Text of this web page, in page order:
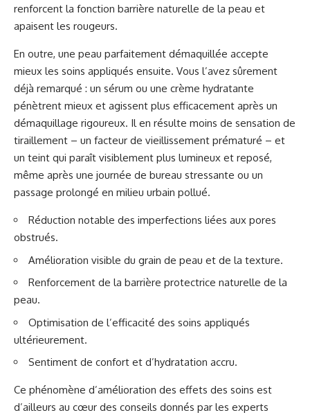
renforcent la fonction barrière naturelle de la peau et
apaisent les rougeurs.
En outre, une peau parfaitement démaquillée accepte
mieux les soins appliqués ensuite. Vous l’avez sûrement
déjà remarqué : un sérum ou une crème hydratante
pénètrent mieux et agissent plus efficacement après un
démaquillage rigoureux. Il en résulte moins de sensation de
tiraillement – un facteur de vieillissement prématuré – et
un teint qui paraît visiblement plus lumineux et reposé,
même après une journée de bureau stressante ou un
passage prolongé en milieu urbain pollué.
Réduction notable des imperfections liées aux pores
obstrués.
Amélioration visible du grain de peau et de la texture.
Renforcement de la barrière protectrice naturelle de la
peau.
Optimisation de l’efficacité des soins appliqués
ultérieurement.
Sentiment de confort et d’hydratation accru.
Ce phénomène d’amélioration des effets des soins est
d’ailleurs au cœur des conseils donnés par les experts